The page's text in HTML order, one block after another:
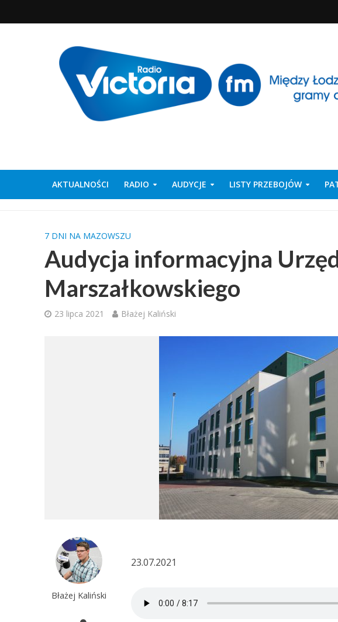
AKTUALNOŚCI RADIO AUDYCJE LISTY PRZEBOJÓW
7 DNI NA MAZOWSZU
Audycja informacyjna
Marszałkowskiego
23 lipca 2021 Błażej Kaliński
Błażej Kaliński
23.07.2021